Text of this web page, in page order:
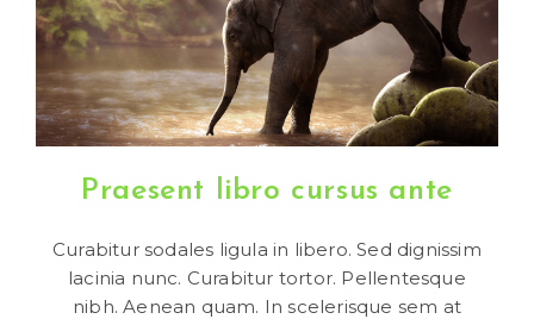
Praesent libro cursus ante
Curabitur sodales ligula in libero. Sed dignissim
lacinia nunc. Curabitur tortor. Pellentesque
nibh. Aenean quam. In scelerisque sem at